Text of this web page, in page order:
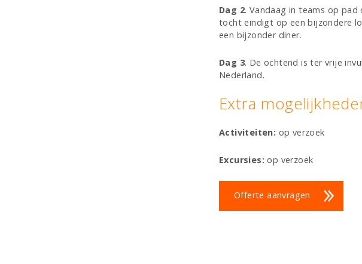
Dag 2. Vandaag in teams op pad
tocht eindigt op een bijzondere
een bijzonder diner.
Dag 3. De ochtend is ter vrije
Nederland.
Extra
Activiteiten: op verzoek
Excursies:op verzoek
Offerte aanvragen